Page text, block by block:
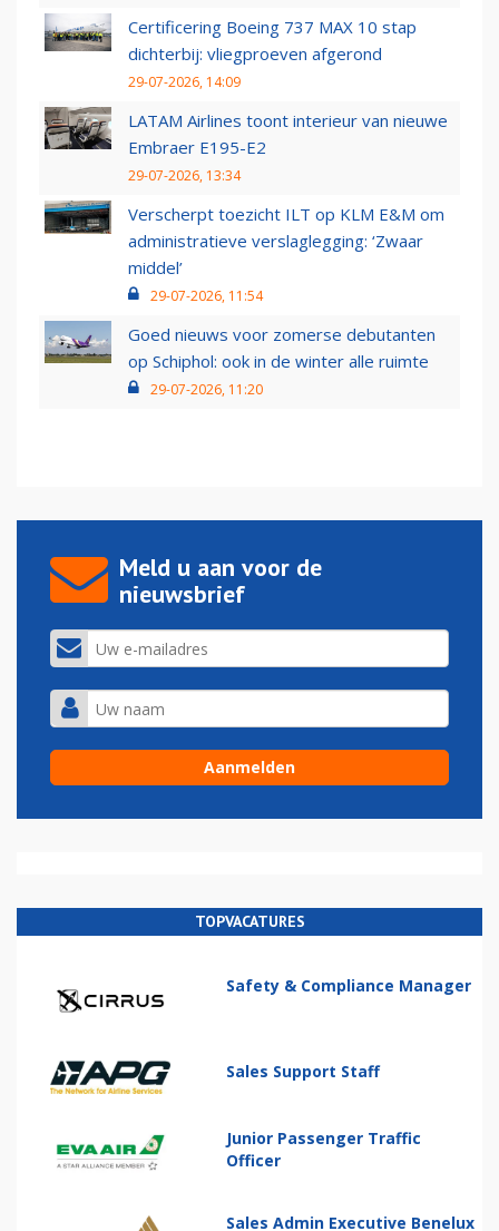
Certificering Boeing 737 MAX 10 stap
dichterbij: vliegproeven afgerond
29-07-2026, 14:09
LATAM Airlines toont interieur van nieuwe
Embraer E195-E2
29-07-2026, 13:34
Verscherpt toezicht ILT op KLM E&M om
administratieve verslaglegging: ‘Zwaar
middel’
29-07-2026, 11:54
Goed nieuws voor zomerse debutanten
op Schiphol: ook in de winter alle ruimte
29-07-2026, 11:20
Meld u aan voor de
nieuwsbrief
TOPVACATURES
Safety & Compliance Manager
Sales Support Staff
Junior Passenger Traffic
Officer
Sales Admin Executive Benelux